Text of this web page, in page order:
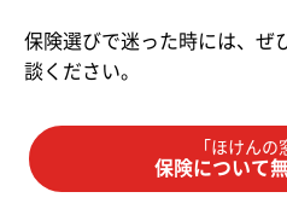
保険選びで迷った時には、ぜ
談ください。
「ほけんの
保険について